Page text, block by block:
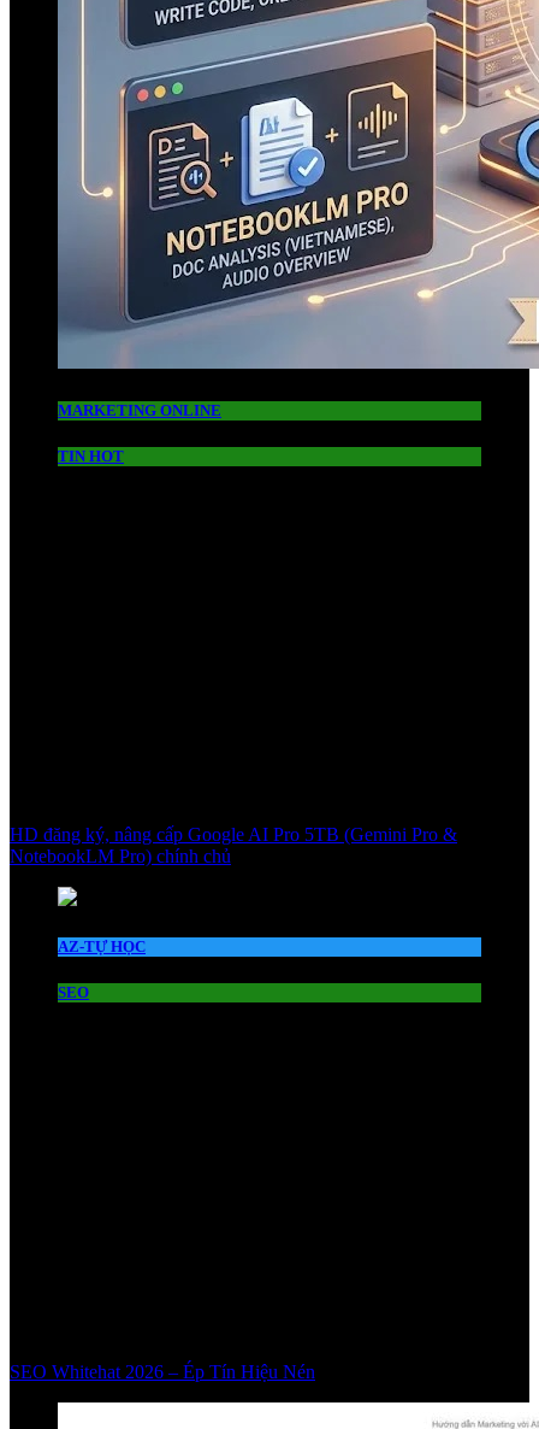
MARKETING ONLINE
TIN HOT
HD đăng ký, nâng cấp Google AI Pro 5TB (Gemini Pro &
NotebookLM Pro) chính chủ
AZ-TỰ HỌC
SEO
SEO Whitehat 2026 – Ép Tín Hiệu Nén